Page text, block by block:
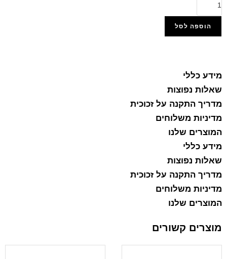
הוספה לסל
מידע כללי
שאלות נפוצות
מדריך התקנה על זכוכית
מדיניות משלוחים
המוצרים שלנו
מידע כללי
שאלות נפוצות
מדריך התקנה על זכוכית
מדיניות משלוחים
המוצרים שלנו
מוצרים קשורים